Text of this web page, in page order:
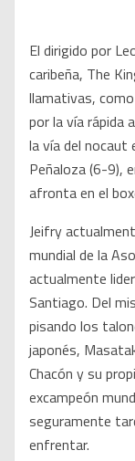
El dirigido por
caribeña, The
llamativas,
por la vía rápida
la vía del nocaut
Peñaloza (6-9),
afronta en el
Jeifry
mundial de la
actualmente
Santiago. Del
pisando los
japonés,
Chacón y su
excampeón
seguramente
enfrentar.